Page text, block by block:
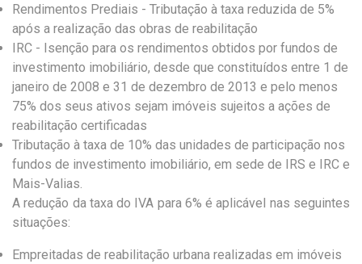
Rendimentos Prediais - Tributação à taxa reduzida de 5%
após a realização das obras de reabilitação
IRC - Isenção para os rendimentos obtidos por fundos de
investimento imobiliário, desde que constituídos entre 1 de
janeiro de 2008 e 31 de dezembro de 2013 e pelo menos
75% dos seus ativos sejam imóveis sujeitos a ações de
reabilitação certificadas
Tributação à taxa de 10% das unidades de participação nos
fundos de investimento imobiliário, em sede de IRS e IRC e
Mais-Valias.
A redução da taxa do IVA para 6% é aplicável nas seguintes
situações:
Empreitadas de reabilitação urbana realizadas em imóveis